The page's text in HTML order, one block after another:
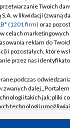
TVP
Cyfrowa
Regulamin TVP
Polityka
Moje zgody
Pomoc
Kontakt
Kanały
Twoich
w likwidacji (zwaną
(1201 firm) oraz
celach
reklam do
i pozostałych, które
przez nas
podczas
zwanych dalej
takich jak: pliki
technologii